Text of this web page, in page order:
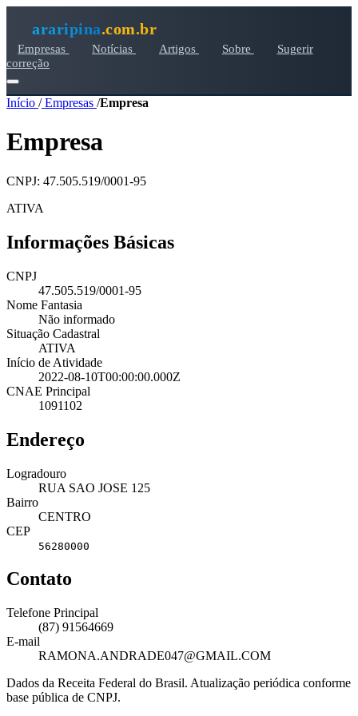
araripina.com.br
Empresas Notícias Artigos Sobre
Sugerir
correção
Início /Empresas /Empresa
Empresa
CNPJ: 47.505.519/0001-95
ATIVA
Informações Básicas
CNPJ
47.505.519/0001-95
Nome Fantasia
Não informado
Situação Cadastral
ATIVA
Início de Atividade
2022-08-10T00:00:00.000Z
CNAE Principal
1091102
Endereço
Logradouro
RUA SAO JOSE 125
Bairro
CENTRO
CEP
56280000
Contato
Telefone Principal
(87) 91564669
E-mail
RAMONA.ANDRADE047@GMAIL.COM
Dados da Receita Federal do Brasil. Atualização periódica conforme
base pública de CNPJ.